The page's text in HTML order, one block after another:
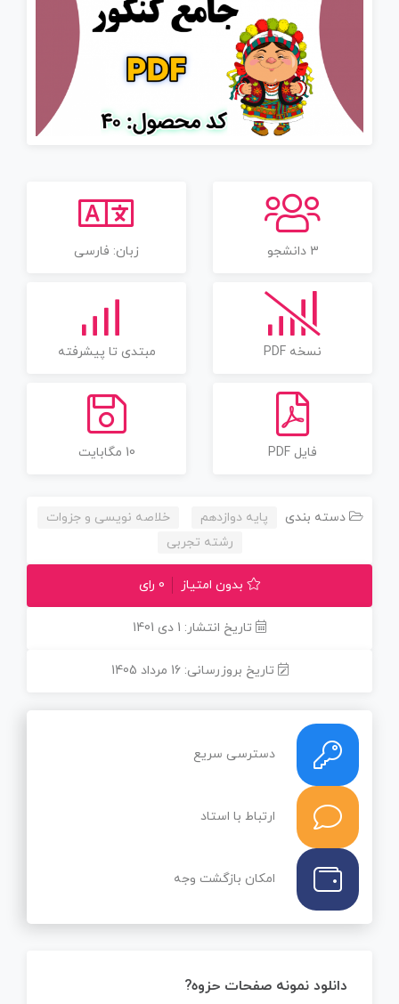
3 دانشجو زبان: فارسی
نسخه PDF مبتدی تا پیشرفته
فایل PDF 10 مگابایت
دسته بندی پایه دوازدهم
خلاصه نویسی و جزوات
رشته تجربی
بدون امتیاز 0 رای
تاریخ انتشار: 1 دی 1401
تاریخ بروزرسانی: 16 مرداد 1405
دسترسی سریع
ارتباط با استاد
امکان بازگشت وجه
دانلود نمونه صفحات حزوه?